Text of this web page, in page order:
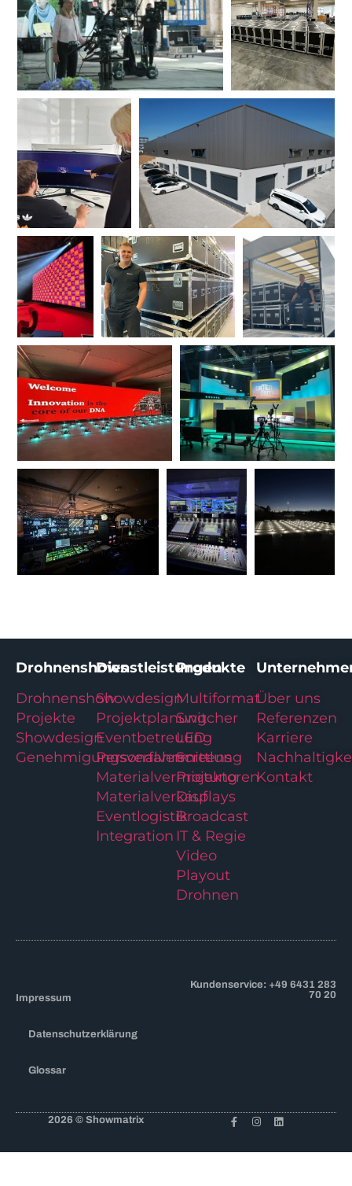
Drohnenshows
Drohnenshow
Projekte
Showdesign
Genehmigungsverfahren
Dienstleistungen
Showdesign
Projektplanung
Eventbetreuung
Personalvermittlung
Materialvermietung
Materialverkauf
Eventlogistik
Integration
Produkte
Multiformat
Switcher
LED
Screens
Projektoren
Displays
Broadcast
IT & Regie
Video
Playout
Drohnen
Über uns
Referenzen
Karriere
Kontakt
Impressum
Datenschutzerklärung
Glossar
Kundenservice: +49 6431 283
70 20
2026 © Showmatrix